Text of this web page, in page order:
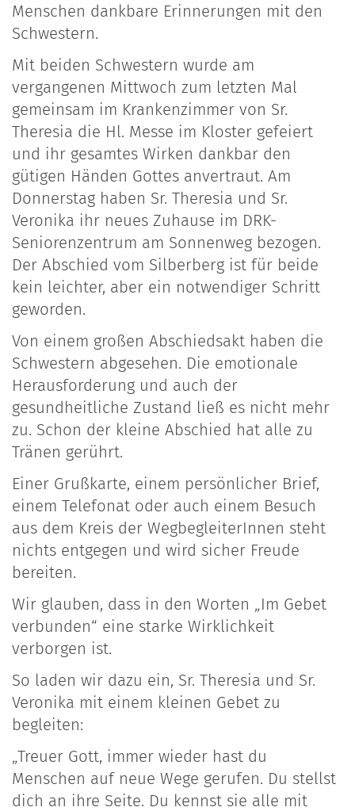
Menschen dankbare Erinnerungen mit den
Schwestern.
Mit beiden Schwestern wurde am
vergangenen Mittwoch zum letzten Mal
gemeinsam im Krankenzimmer von Sr.
Theresia die Hl. Messe im Kloster gefeiert
und ihr gesamtes Wirken dankbar den
gütigen Händen Gottes anvertraut. Am
Donnerstag haben Sr. Theresia und Sr.
Veronika ihr neues Zuhause im DRK-
Seniorenzentrum am Sonnenweg bezogen.
Der Abschied vom Silberberg ist für beide
kein leichter, aber ein notwendiger Schritt
geworden.
Von einem großen Abschiedsakt haben die
Schwestern abgesehen. Die emotionale
Herausforderung und auch der
gesundheitliche Zustand ließ es nicht mehr
zu. Schon der kleine Abschied hat alle zu
Tränen gerührt.
Einer Grußkarte, einem persönlicher Brief,
einem Telefonat oder auch einem Besuch
aus dem Kreis der WegbegleiterInnen steht
nichts entgegen und wird sicher Freude
bereiten.
Wir glauben, dass in den Worten „Im Gebet
verbunden“ eine starke Wirklichkeit
verborgen ist.
So laden wir dazu ein, Sr. Theresia und Sr.
Veronika mit einem kleinen Gebet zu
begleiten:
„Treuer Gott, immer wieder hast du
Menschen auf neue Wege gerufen. Du stellst
dich an ihre Seite. Du kennst sie alle mit